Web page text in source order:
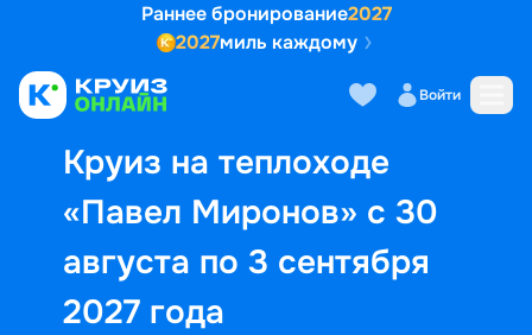
Раннее бронирование2027
2027миль каждому
Войти
Круиз на теплоходе
«Павел Миронов» с 30
августа по 3 сентября
2027 года
Выбор кают Маршрут и